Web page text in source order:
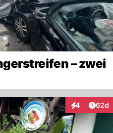
– zwei
4
Interaktionen
62d